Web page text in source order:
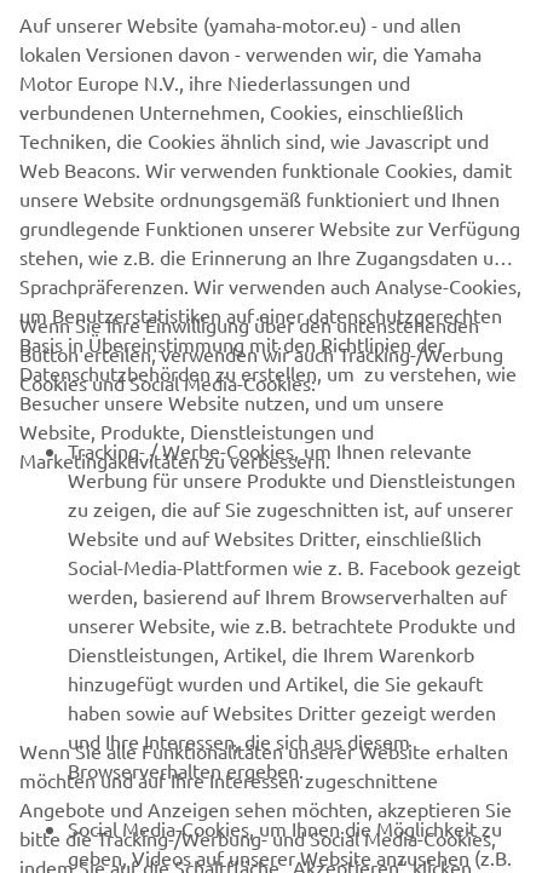
verbessern. Es wird ein arbeitsreicher, aber wichtiger
Winter.“
RACING NEWS
GYTR®
BEKLEIDUNG
Auf unserer Website (yamaha-motor.eu) - und allen
lokalen Versionen davon - verwenden wir, die Yamaha
Motor Europe N.V., ihre Niederlassungen und
verbundenen Unternehmen, Cookies, einschließlich
Techniken, die Cookies ähnlich sind, wie Javascript und
Web Beacons. Wir verwenden funktionale Cookies, damit
unsere Website ordnungsgemäß funktioniert und Ihnen
grundlegende Funktionen unserer Website zur Verfügung
stehen, wie z.B. die Erinnerung an Ihre Zugangsdaten und
Sprachpräferenzen. Wir verwenden auch Analyse-Cookies,
um Benutzerstatistiken auf einer datenschutzgerechten
Basis in Übereinstimmung mit den Richtlinien der
Datenschutzbehörden zu erstellen, um zu verstehen, wie
Besucher unsere Website nutzen, und um unsere
Website, Produkte, Dienstleistungen und
Marketingaktivitäten zu verbessern.
Wenn Sie Ihre Einwilligung über den untenstehenden
Button erteilen, verwenden wir auch Tracking-/Werbung
Cookies und Social Media-Cookies:
Tracking- / Werbe-Cookies, um Ihnen relevante
Werbung für unsere Produkte und Dienstleistungen
zu zeigen, die auf Sie zugeschnitten ist, auf unserer
Website und auf Websites Dritter, einschließlich
Social-Media-Plattformen wie z. B. Facebook gezeigt
werden, basierend auf Ihrem Browserverhalten auf
unserer Website, wie z.B. betrachtete Produkte und
Dienstleistungen, Artikel, die Ihrem Warenkorb
hinzugefügt wurden und Artikel, die Sie gekauft
haben sowie auf Websites Dritter gezeigt werden
und Ihre Interessen, die sich aus diesem
Browserverhalten ergeben.
Social Media-Cookies, um Ihnen die Möglichkeit zu
geben, Videos auf unserer Website anzusehen (z.B.
Wenn Sie alle Funktionalitäten unserer Website erhalten
möchten und auf Ihre Interessen zugeschnittene
Angebote und Anzeigen sehen möchten, akzeptieren Sie
bitte die Tracking-/Werbung- und Social Media-Cookies,
indem Sie auf die Schaltfläche „Akzeptieren“ klicken.